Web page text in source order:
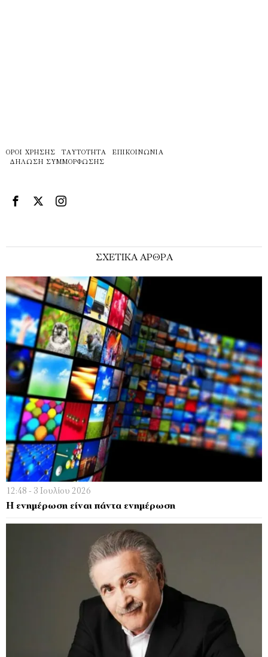
ΌΡΟΙ ΧΡΉΣΗΣ ΤΑΥΤΌΤΗΤΑ
ΕΠΙΚΟΙΝΩΝΊΑ
ΔΉΛΩΣΗ ΣΥΜΜΌΡΦΩΣΗΣ
ΣΧΕΤΙΚΑ ΑΡΘΡΑ
12:48 - 3 Ιουλίου 2026
Η ενημέρωση είναι πάντα ενημέρωση